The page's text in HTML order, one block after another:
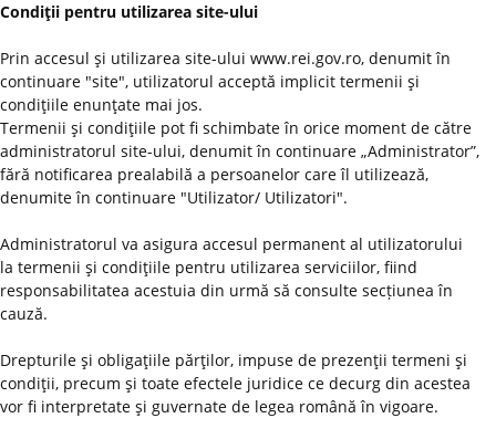
Condiţii pentru utilizarea site-ului
Prin accesul şi utilizarea site-ului www.rei.gov.ro, denumit în
continuare "site", utilizatorul acceptă implicit termenii şi
condiţiile enunţate mai jos.
Termenii şi condiţiile pot fi schimbate în orice moment de către
administratorul site-ului, denumit în continuare „Administrator”,
fără notificarea prealabilă a persoanelor care îl utilizează,
denumite în continuare "Utilizator/ Utilizatori".
Administratorul va asigura accesul permanent al utilizatorului
la termenii şi condiţiile pentru utilizarea serviciilor, fiind
responsabilitatea acestuia din urmă să consulte secțiunea în
cauză.
Drepturile şi obligaţiile părţilor, impuse de prezenţii termeni şi
condiţii, precum şi toate efectele juridice ce decurg din acestea
vor fi interpretate şi guvernate de legea română în vigoare.